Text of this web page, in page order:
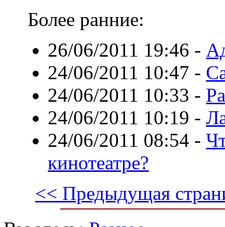
Более ранние:
26/06/2011 19:46 -
24/06/2011 10:47 -
24/06/2011 10:33 -
24/06/2011 10:19 -
24/06/2011 08:54 -
кинотеатре?
<< Предыдущая